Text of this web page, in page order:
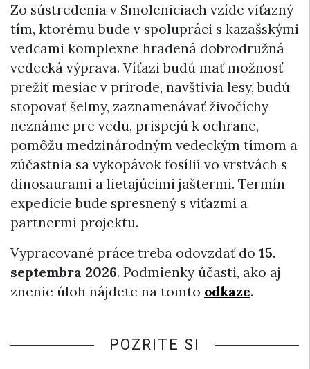
Zo sústredenia v Smoleniciach vzíde víťazný
tím, ktorému bude v spolupráci s kazašskými
vedcami komplexne hradená dobrodružná
vedecká výprava. Víťazi budú mať možnosť
prežiť mesiac v prírode, navštívia lesy, budú
stopovať šelmy, zaznamenávať živočíchy
neznáme pre vedu, prispejú k ochrane,
pomôžu medzinárodným vedeckým tímom a
zúčastnia sa vykopávok fosílií vo vrstvách s
dinosaurami a lietajúcimi jaštermi. Termín
expedície bude spresnený s víťazmi a
partnermi projektu.
Vypracované práce treba odovzdať do 15.
septembra 2026. Podmienky účasti, ako aj
znenie úloh nájdete na tomto odkaze.
POZRITE SI